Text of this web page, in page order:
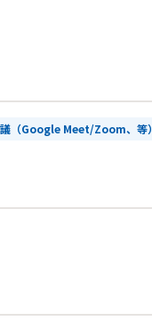
（Google Meet/Zoom、等）